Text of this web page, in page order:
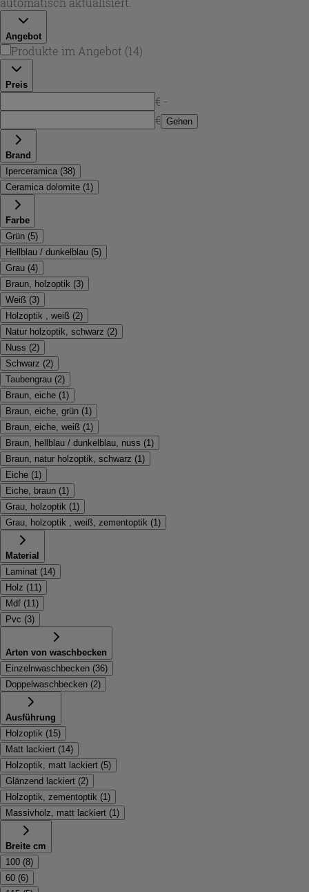
Nutzung passt.
Angebot
Produkte im Angebot (14)
Preis
€ -
€ Gehen
Brand
Iperceramica (38)
Ceramica dolomite (1 )
Farbe
Grün (5)
Hellblau / dunkelblau (5)
Grau (4)
Braun, holzoptik (3)
Weiß (3)
Holzoptik , weiß (2)
Natur holzoptik, schwarz (2)
Nuss (2)
Schwarz (2)
Taubengrau (2)
Braun, eiche (1 )
Braun, eiche, grün (1 )
Braun, eiche, weiß (1 )
Braun, hellblau / dunkelblau, nuss (1 )
Braun, natur holzoptik, schwarz (1 )
Eiche (1 )
Eiche, braun (1 )
Grau, holzoptik (1 )
Grau, holzoptik , weiß, zementoptik (1 )
Material
Laminat (14)
Holz (11 )
Mdf (11 )
Pvc (3)
Arten von waschbecken
Einzelnwaschbecken (36)
Doppelwaschbecken (2)
Ausführung
Holzoptik (15)
Matt lackiert (14)
Holzoptik, matt lackiert (5)
Glänzend lackiert (2)
Holzoptik, zementoptik (1 )
Massivholz, matt lackiert (1 )
Breite cm
100 (8)
60 (6)